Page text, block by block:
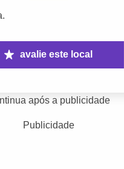
avalie este local
após a publicidade
Publicidade